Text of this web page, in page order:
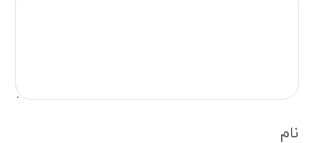
نام